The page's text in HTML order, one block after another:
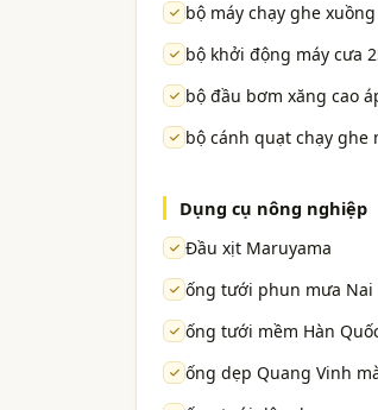
bộ máy chạy ghe xuồng
bộ khởi động máy cưa
bộ đầu bơm xăng cao
bộ cánh quạt chạy ghe
Dụng cụ nông nghiệp
Đầu xịt Maruyama
ống tưới phun mưa Nai
ống tưới mềm Hàn
ống dẹp Quang Vinh